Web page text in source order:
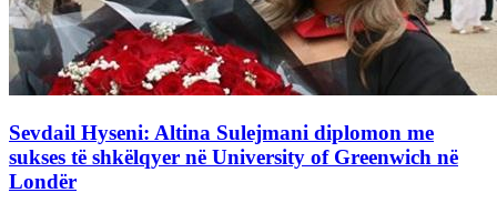
Sevdail Hyseni: Altina Sulejmani diplomon me
sukses të shkëlqyer në University of Greenwich në
Londër